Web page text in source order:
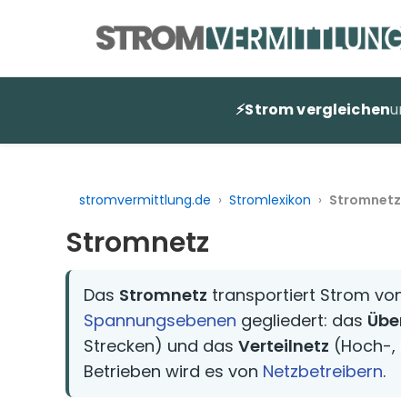
⚡Strom vergleichen
stromvermittlung.de › Stromlexikon › Stromnetz
Stromnetz
Das Stromnetz transportiert Strom
Spannungsebenen gegliedert: das
Strecken) und das Verteilnetz (Hoch-,
Betrieben wird es von Netzbetreibern.